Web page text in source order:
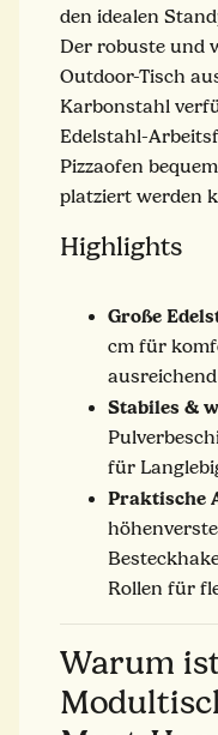
den idealen
Der robuste und
Outdoor-Tisch
Karbonstahl
Edelstahl-
Pizzaofen
platziert werden
Highlights
Große
cm für
Stabiles &
für
Praktische
Rollen für
Warum